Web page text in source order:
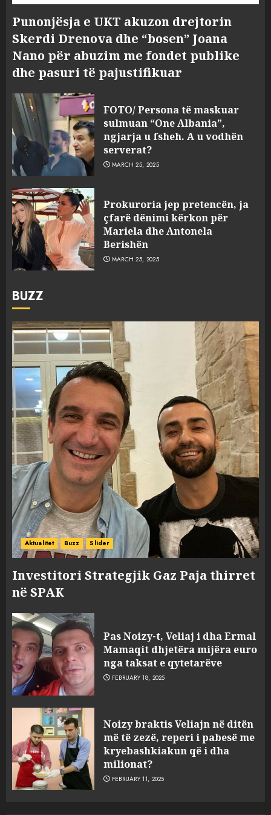
Punonjësja e UKT akuzon drejtorin
Skerdi Drenova dhe “bosen” Joana
Nano për abuzim me fondet publike
dhe pasuri të pajustifikuar
FOTO/ Persona të maskuar
sulmuan “One Albania”,
ngjarja u fsheh. A u vodhën
serverat?
MARCH 25, 2025
Prokuroria jep pretencën, ja
çfarë dënimi kërkon për
Mariela dhe Antonela
Berishën
MARCH 25, 2025
BUZZ
Aktualitet Buzz Slider
Investitori Strategjik Gaz Paja thirret
në SPAK
Pas Noizy-t, Veliaj i dha Ermal
Mamaqit dhjetëra mijëra euro
nga taksat e qytetarëve
FEBRUARY 18, 2025
Noizy braktis Veliajn në ditën
më të zezë, reperi i pabesë me
kryebashkiakun që i dha
milionat?
FEBRUARY 11, 2025
3
sulmuan “One Albania”,
ngjarja u fsheh. A u vodhën
serverat?
MARCH 25, 2025